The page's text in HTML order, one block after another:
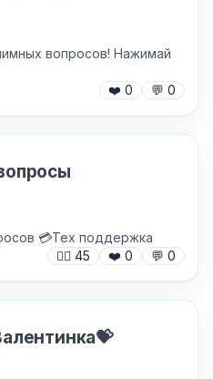
вопросов! Нажимай
❤️ 0 💬 0
💳Тех поддержка
🙍‍♂️ 45 ❤️ 0 💬 0